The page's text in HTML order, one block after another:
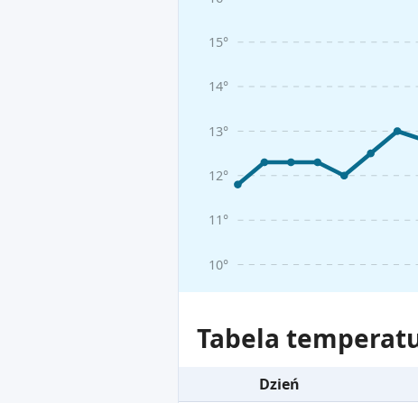
10°
11°
12°
13°
14°
15°
Tabela
Dzień